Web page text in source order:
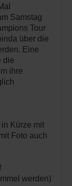
Samstag
Tour
über die
Eine
die
ihre
Kürze mit
Foto auch
werden)